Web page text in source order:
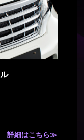
詳細はこちら≫